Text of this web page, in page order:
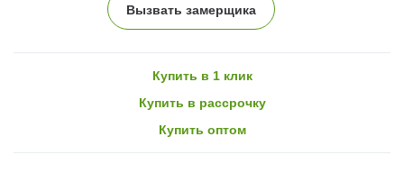
Вызвать замерщика
Купить в 1 клик
Купить в рассрочку
Купить оптом